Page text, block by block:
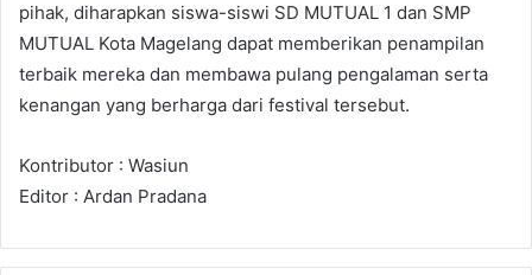
pihak, diharapkan siswa-siswi SD MUTUAL 1 dan SMP
MUTUAL Kota Magelang dapat memberikan penampilan
terbaik mereka dan membawa pulang pengalaman serta
kenangan yang berharga dari festival tersebut.
Kontributor : Wasiun
Editor : Ardan Pradana